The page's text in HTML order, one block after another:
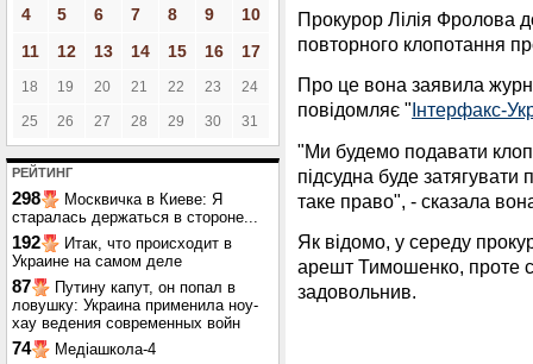
4
5 6 7 8 9
10
11
12 13 14 15 16 17
18 19 20 21 22 23 24
25 26 27 28 29 30 31
РЕЙТИНГ
298
Москвичка в Киеве: Я
старалась держаться в стороне...
192
Итак, что происходит в
Украине на самом деле
87
Путину капут, он попал в
ловушку: Украина применила ноу-
хау ведения современных войн
74 Медіашкола-4
Прокурор Лілія Фролова
повторного клопотання
Про це вона заявила
повідомляє " Інтерфакс-
"Ми будемо подавати
підсудна буде
таке право", - сказала
Як відомо, у середу
арешт Тимошенко, проте
задовольнив.